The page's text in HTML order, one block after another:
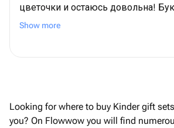
цветочки и остаюсь довольна!
красивые, свежие, вот в самом
Show more
Looking for where to buy Kinder gift
you? On Flowwow you will find